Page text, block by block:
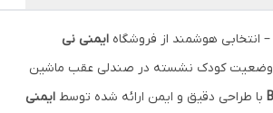
ایمنی نی
وضعیت کودک نشسته در صندلی عقب ماشین
با طراحی دقیق و ایمن ارائه شده توسط ایمنی